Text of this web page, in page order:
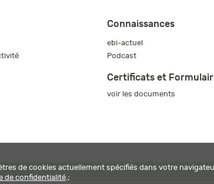
Connaissances
ebi-actuel
Podcast
Certificats et
voir les documents
de cookies actuellement spécifiés dans votre
de confidentialité .;